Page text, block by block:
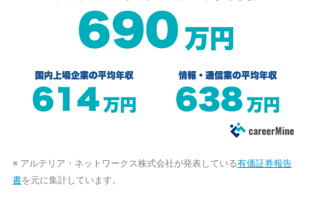
※ アルテリア・ネットワークス株式会社が発表している有価証券報告
書を元に集計しています。